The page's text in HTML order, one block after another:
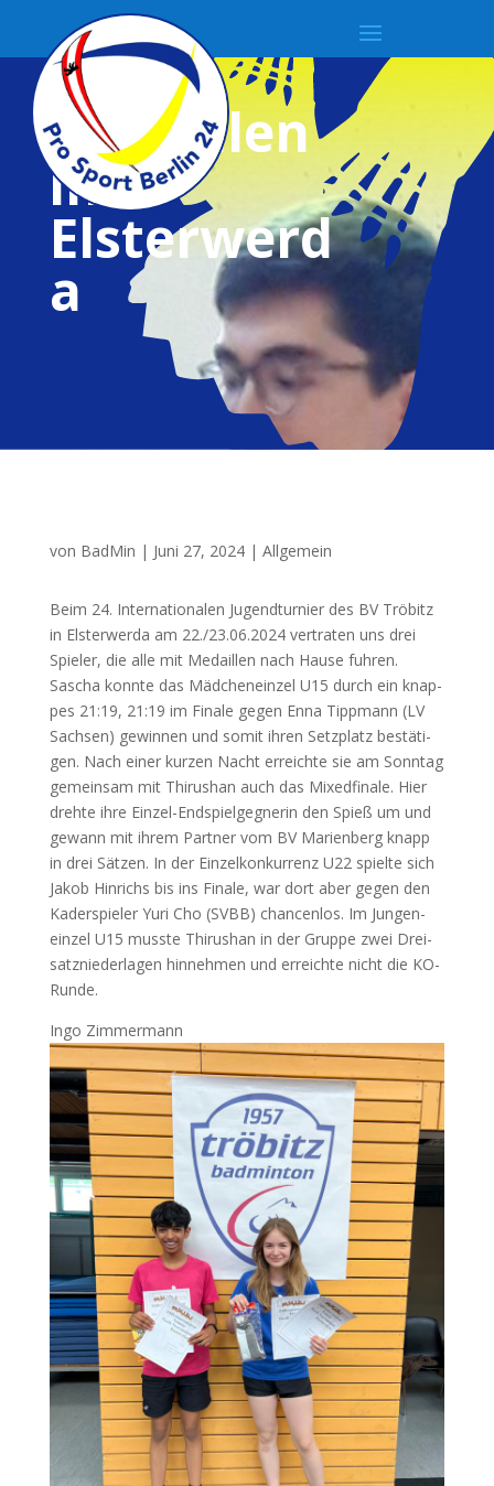
Drei
Medaillen
in
Elsterwerd
a
von BadMin | Juni 27, 2024| Allgemein
Beim 24. Inter­na­tio­na­len Jugend­tur­nier des BVTrö­bitz
in Els­ter­wer­da am 22./23.06.2024 ver­tra­ten uns drei
Spie­ler, die alle mit Medail­len nach Hau­se fuh­ren.
Sascha konn­te das Mäd­chen­ein­zel U15 durch ein knap­
pes 21:19, 21:19 im Fina­le gegen Enna Tipp­mann (LV
Sach­sen) gewin­nen und somit ihren Setz­platz bestä­ti­
gen. Nach einer kur­zen Nacht erreich­te sie am Sonn­tag
gemein­sam mit Thi­rus­han auch das Mixed­fi­na­le. Hier
dreh­te ihre Ein­zel-End­spiel­geg­ne­rin den Spieß um und
gewann mit ihrem Part­ner vom BVMari­en­berg knapp
in drei Sät­zen. In der Ein­zel­kon­kur­renz U22spiel­te sich
Jakob Hin­richs bis ins Fina­le, war dort aber gegen den
Kader­spie­ler Yuri Cho (SVBB) chan­cen­los. Im Jun­gen­
ein­zel U15 muss­te Thi­rus­han in der Grup­pe zwei Drei­
satz­nie­der­la­gen hin­neh­men und erreich­te nicht die KO-
Runde.
Ingo Zim­mer­mann